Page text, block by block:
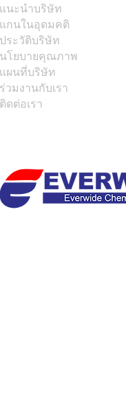
แนะนำบริษัท
แกนในอุดมคติ
ประวัติบริษัท
นโยบายคุณภาพ
แผนที่บริษัท
ร่วมงานกับเรา
ติดต่อเรา